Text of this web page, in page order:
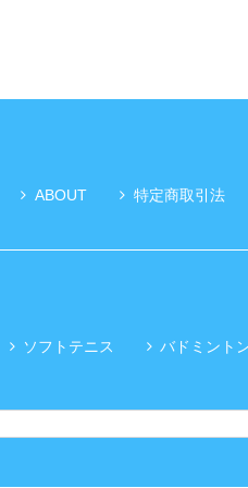
ABOUT 特定商取引法
ソフトテニス バドミント